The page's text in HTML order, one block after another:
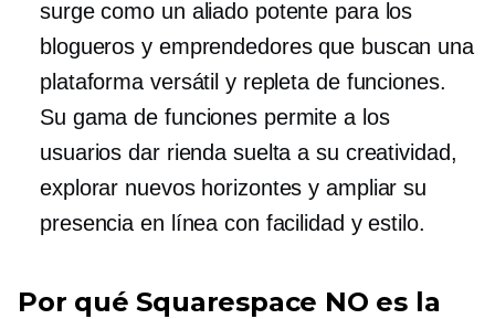
surge como un aliado potente para los
blogueros y emprendedores que buscan una
plataforma versátil y repleta de funciones.
Su gama de funciones permite a los
usuarios dar rienda suelta a su creatividad,
explorar nuevos horizontes y ampliar su
presencia en línea con facilidad y estilo.
Por qué Squarespace NO es la